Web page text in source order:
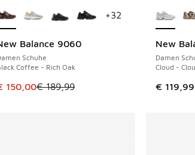
€ 119,99 auf € 95,00 gefallen
Balance 9060
Schuhe
Coffee - Rich Oak
Artikel ist im Sale. Der Preis ist von
150,00€ 189,99
SPARE 39 €
+32
New
Damen
Cloud -
€ 119,99